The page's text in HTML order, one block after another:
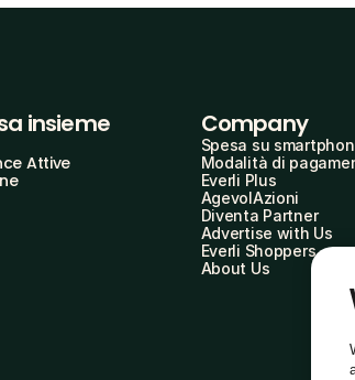
insieme
Attive
Company
Spesa su
Modalità di
Everli Plus
AgevolAzioni
Diventa Partner
Advertise with Us
Everli Shoppers
About Us